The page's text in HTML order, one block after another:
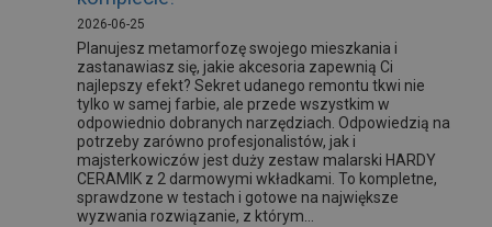
2026-06-25
Planujesz metamorfozę swojego mieszkania i
zastanawiasz się, jakie akcesoria zapewnią Ci
najlepszy efekt? Sekret udanego remontu tkwi nie
tylko w samej farbie, ale przede wszystkim w
odpowiednio dobranych narzędziach. Odpowiedzią na
potrzeby zarówno profesjonalistów, jak i
majsterkowiczów jest duży zestaw malarski HARDY
CERAMIK z 2 darmowymi wkładkami. To kompletne,
sprawdzone w testach i gotowe na największe
wyzwania rozwiązanie, z którym...